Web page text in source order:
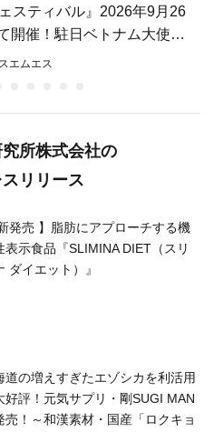
スティバル』2026年9月26
開催！駐日ベトナム大使館
た日本初のフェスティバ
エムエス
所株式会社の
リリース
新発売 】脂肪にアプローチする機
表示食品『SLIMINA DIET（スリ
ダイエット）』
道の増えすぎたエゾシカを利活用
好評！元気サプリ・剛SUGI MAN
売！～和漢素材・国産「ロクキョ